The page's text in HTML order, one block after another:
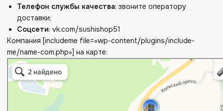
Телефон службы качества: звоните оператору
доставки;
Соцсети: vk.com/sushishop51
Компания [includeme file=»wp-content/plugins/include-
me/name-com.php»] на карте: